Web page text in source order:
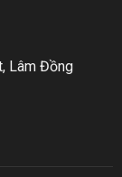
Lâm Đồng